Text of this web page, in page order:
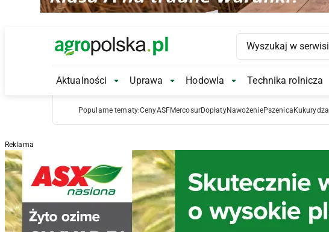
Main Logo
Aktualności Aktualności Submenu
Uprawa Uprawa Submenu
Hodowla Hodowla Submenu
Technika rolnicza
Popularne tematy:CenyASFMercosurDopłatyNawożeniePszenica Kukurydza
Reklama